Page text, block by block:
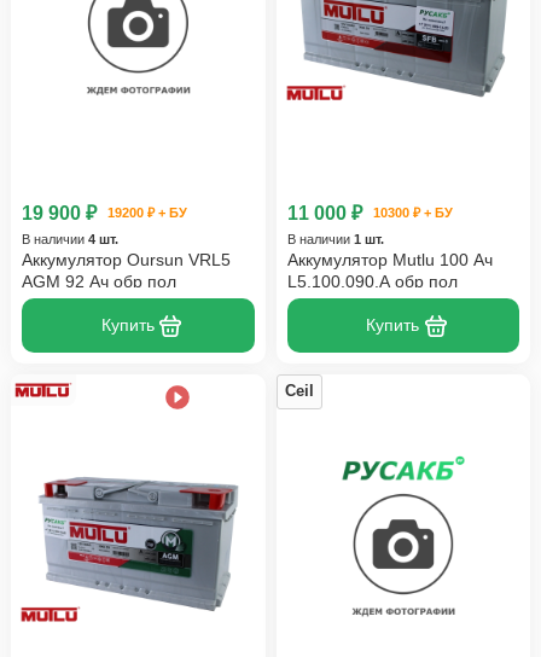
19 900 ₽
19200 ₽ + БУ
В наличии 4 шт.
Аккумулятор Oursun VRL5
AGM 92 Ач обр пол
Купить
11 000 ₽
10300 ₽ + БУ
В наличии 1 шт.
Аккумулятор Mutlu 100 Ач
L5.100.090.A обр пол
Купить
Ceil